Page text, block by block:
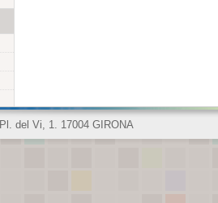
Pl. del Vi, 1. 17004 GIRONA